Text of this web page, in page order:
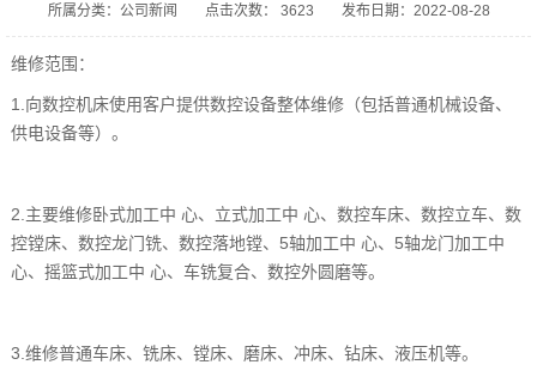
所属分类：公司新闻 点击次数： 3623 发布日期：2022-08-28
维修范围：
1.向数控机床使用客户提供数控设备整体维修（包括普通机械设备、
供电设备等）。
2.主要维修卧式加工中 心、立式加工中 心、数控车床、数控立车、数
控镗床、数控龙门铣、数控落地镗、5轴加工中 心、5轴龙门加工中
心、摇篮式加工中 心、车铣复合、数控外圆磨等。
3.维修普通车床、铣床、镗床、磨床、冲床、钻床、液压机等。